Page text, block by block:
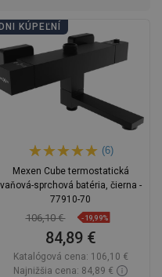
KÚPEĽNÍ
(6)
Mexen Cube termostatická
vaňová-sprchová batéria, čierna -
77910-70
106,10 € -19,99%
84,89 €
Katalógová cena: 106,10 €
Najnižšia cena: 84,89 €